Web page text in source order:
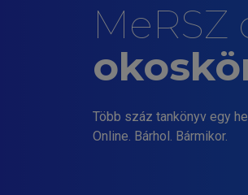
MeRSZ
Több száz tankönyv egy
Online. Bárhol. Bármikor.